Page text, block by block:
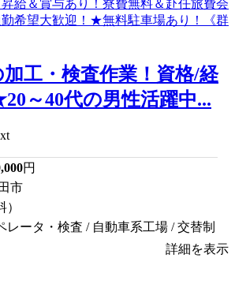
工・検査作業！資格/経
～40代の男性活躍中...
円
市
レータ・検査 / 自動車系工場 / 交替制
詳細を表示